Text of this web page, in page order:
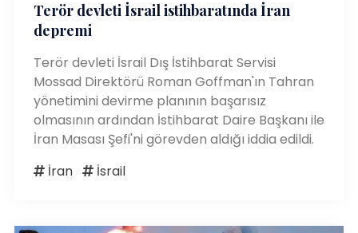
Terör devleti İsrail istihbaratında İran
depremi
Terör devleti İsrail Dış İstihbarat Servisi
Mossad Direktörü Roman Goffman'ın Tahran
yönetimini devirme planının başarısız
olmasının ardından İstihbarat Daire Başkanı ile
İran Masası Şefi'ni görevden aldığı iddia edildi.
İran
İsrail